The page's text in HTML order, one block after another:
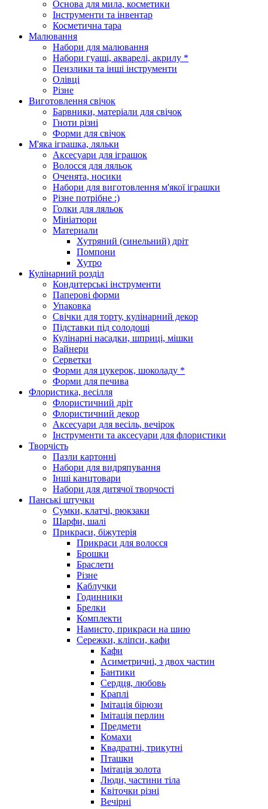
Основа для мила, косметики
Інструменти та інвентар
Косметична тара
Малювання
Набори для малювання
Набори гуаші, акварелі, акрилу *
Пензлики та інші інструменти
Олівці
Різне
Виготовлення свічок
Барвники, матеріали для свічок
Гноти різні
Форми для свічок
М'яка іграшка, ляльки
Аксесуари для іграшок
Волосся для ляльок
Оченята, носики
Набори для виготовлення м'якої іграшки
Різне потрібне :)
Голки для ляльок
Мініатюри
Материали
Хутряний (синельний) дріт
Помпони
Хутро
Кулінарний розділ
Кондитерські інструменти
Паперові форми
Упаковка
Свічки для торту, кулінарний декор
Підставки під солодощі
Кулінарні насадки, шприці, мішки
Вайнери
Серветки
Форми для цукерок, шоколаду *
Форми для печива
Флористика, весілля
Флористичний дріт
Флористичний декор
Аксесуари для весіль, вечірок
Інструменти та аксесуари для флористики
Творчість
Пазли картонні
Набори для видряпування
Інші канцтовари
Набори для дитячої творчості
Панські штучки
Сумки, клатчі, рюкзаки
Шарфи, шалі
Прикраси, біжутерія
Прикраси для волосся
Брошки
Браслети
Різне
Каблучки
Годинники
Брелки
Комплекти
Намисто, прикраси на шию
Сережки, кліпси, кафи
Кафи
Асиметричні, з двох частин
Бантики
Сердця, любовь
Краплі
Імітація бірюзи
Імітація перлин
Предмети
Комахи
Квадратні, трикутні
Пташки
Імітація золота
Люди, частини тіла
Квіточки різні
Вечірні